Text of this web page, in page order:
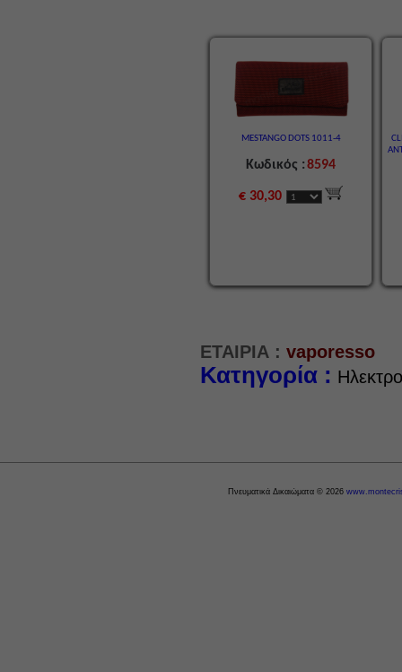
MESTANGO DOTS 1011-4
Κωδικός :8594
€ 30,30
ΕΤΑΙΡΙΑ : vaporesso
Κατηγορία :
Πνευματικά Δικαιώματα © 2026